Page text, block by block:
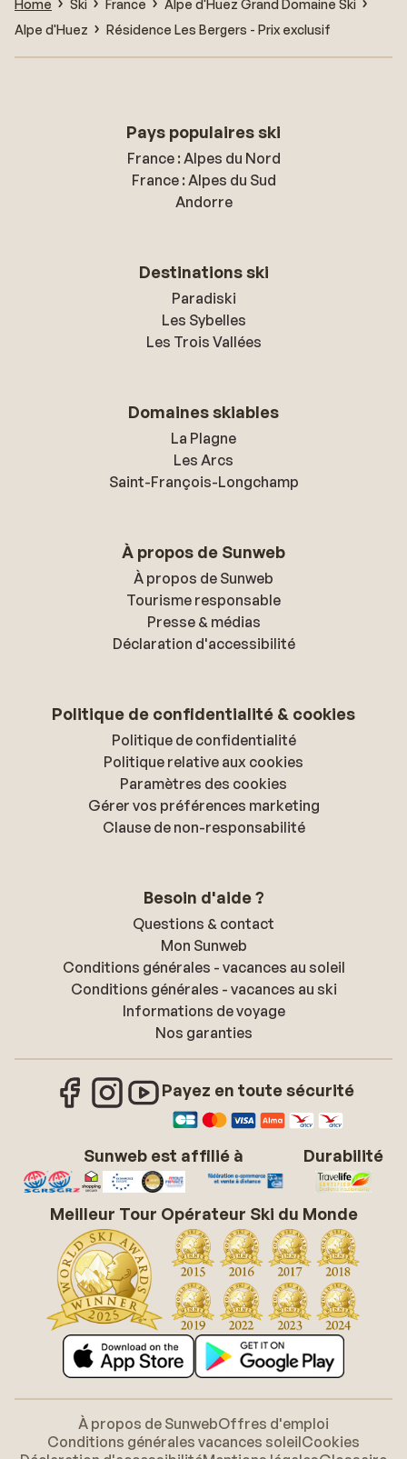
Home Ski France
Alpe d'Huez Grand Domaine Ski
Alpe d'Huez
Résidence Les Bergers - Prix exclusif
Pays populaires ski
France : Alpes du Nord
France : Alpes du Sud
Andorre
Destinations ski
Paradiski
Les Sybelles
Les Trois Vallées
Domaines skiables
La Plagne
Les Arcs
Saint-François-Longchamp
À propos de Sunweb
À propos de Sunweb
Tourisme responsable
Presse & médias
Déclaration d'accessibilité
Politique de confidentialité & cookies
Politique de confidentialité
Politique relative aux cookies
Paramètres des cookies
Gérer vos préférences marketing
Clause de non-responsabilité
Besoin d'aide ?
Questions & contact
Mon Sunweb
Conditions générales - vacances au soleil
Conditions générales - vacances au ski
Informations de voyage
Nos garanties
Payez en toute sécurité
Sunweb est affilié à Durabilité
Meilleur Tour Opérateur Ski du Monde
À propos de SunwebOffres d'emploi
Conditions générales vacances soleilCookies